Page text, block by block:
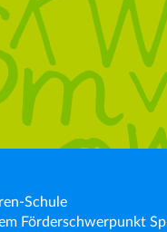
Schule
Förderschwerpunkt